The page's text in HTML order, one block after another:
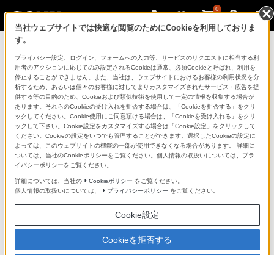
0
「できたらいいな」も
「安心」も
当社ウェブサイトでは快適な閲覧のためにCookieを利用しておりま
す。
プライバシー設定、ログイン、フォームへの入力等、サービスのリクエストに相当する利
用者のアクションに応じてのみ設定されるCookieは通常、必須Cookieと呼ばれ、利用を
停止することができません。また、当社は、ウェブサイトにおけるお客様の利用状況を分
析するため、あるいは個々のお客様に対してよりカスタマイズされたサービス・広告を提
供する等の目的のため、Cookieおよび類似技術を使用して一定の情報を収集する場合が
あります。それらのCookieの受け入れを拒否する場合は、「Cookieを拒否する」をクリ
ックしてください。Cookie使用にご同意頂ける場合は、「Cookieを受け入れる」をクリ
ックして下さい。Cookie設定をカスタマイズする場合は「Cookie設定」をクリックして
ください。Cookieの設定をいつでも管理することができます。選択したCookieの設定に
よっては、このウェブサイトの機能の一部が使用できなくなる場合があります。 詳細に
ついては、当社のCookieポリシーをご覧ください。個人情報の取扱いについては、プラ
イバシーポリシーをご覧ください。
詳細については、当社の Cookieポリシー をご覧ください。
個人情報の取扱いについては、
プライバシーポリシー をご覧ください。
Cookie設定
Cookieを拒否する